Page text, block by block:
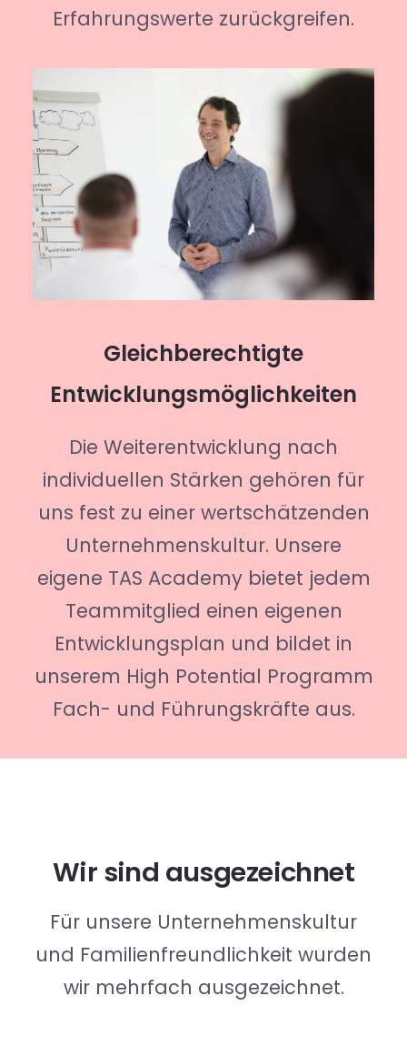
Erfahrungswerte zurückgreifen.
Gleichberechtigte
Entwicklungsmöglichkeiten
Die Weiterentwicklung nach
individuellen Stärken gehören für
uns fest zu einer wertschätzenden
Unternehmenskultur. Unsere
eigene TAS Academy bietet jedem
Teammitglied einen eigenen
Entwicklungsplan und bildet in
unserem High Potential Programm
Fach- und Führungskräfte aus.
Wir sind ausgezeichnet
Für unsere Unternehmenskultur
und Familienfreundlichkeit wurden
wir mehrfach ausgezeichnet.